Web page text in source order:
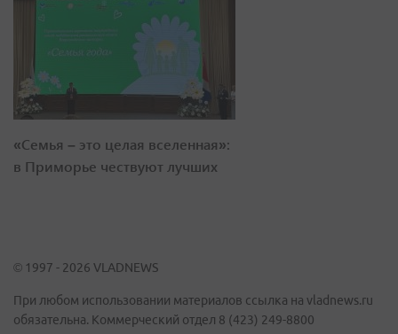
«Семья – это целая вселенная»:
в Приморье чествуют лучших
© 1997 - 2026 VLADNEWS
При любом использовании материалов ссылка на vladnews.ru
обязательна. Коммерческий отдел 8 (423) 249-8800